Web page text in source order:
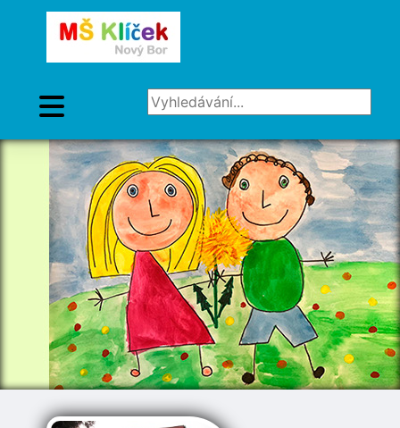
Vyhledávání...